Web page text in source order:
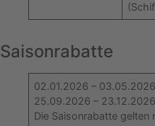
Saisonrabatte
02.01.2026 –
25.09.2026 –
Die Saisonrabatte gelten